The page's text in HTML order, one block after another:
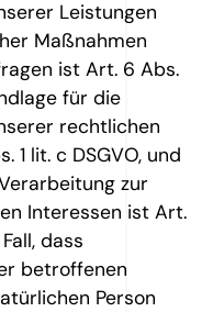
Leistungen
Maßnahmen
ist Art. 6 Abs.
für die
rechtlichen
1 lit. c DSGVO, und
zur
Interessen ist Art.
dass
betroffenen
Person